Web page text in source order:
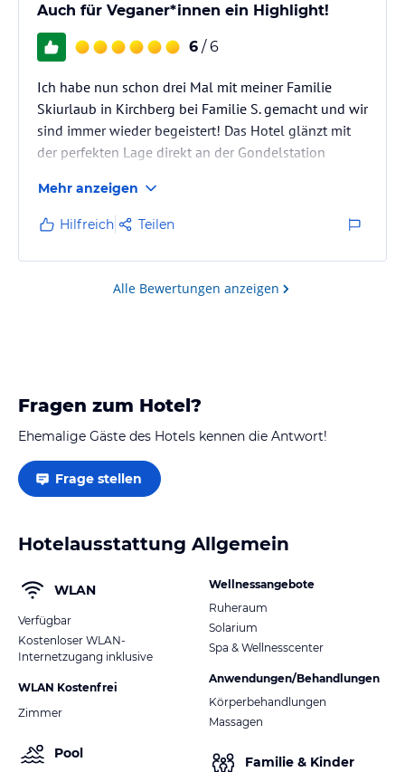
Auch für Veganer*innen ein Highlight!
6 / 6
Ich habe nun schon drei Mal mit meiner Familie
Skiurlaub in Kirchberg bei Familie S. gemacht und wir
sind immer wieder begeistert! Das Hotel glänzt mit
der perfekten Lage direkt an der Gondelstation
top Ambiente (schöne, moderne Zimmereinrichtung,
großer Wellnessbereich, überall schöne Deko
Akzente) und vor allem mit einem herausragenden
Essen! Als Veganerin wurde jeden Abend ein extra
veganes Gericht für mich zubereitet. Vegane Gäste
Mehr anzeigen
Hilfreich Teilen
Alle Bewertungen anzeigen
Fragen zum Hotel?
Ehemalige Gäste des Hotels kennen die Antwort!
Frage stellen
Hotelausstattung Allgemein
WLAN
Verfügbar
Kostenloser WLAN-
Internetzugang inklusive
WLAN Kostenfrei
Zimmer
Pool
Wellnessangebote
Ruheraum
Solarium
Spa & Wellnesscenter
Anwendungen/Behandlungen
Körperbehandlungen
Massagen
Familie & Kinder